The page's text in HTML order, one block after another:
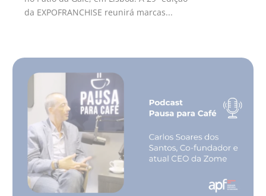
da EXPOFRANCHISE reunirá marcas...